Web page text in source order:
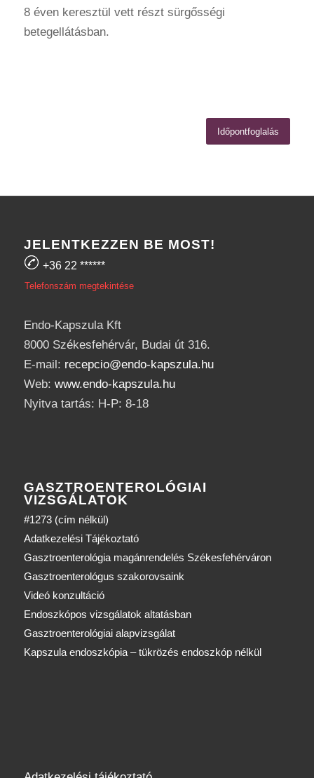
8 éven keresztül vett részt sürgősségi
betegellátásban.
Időpontfoglalás
JELENTKEZZEN BE MOST!
+36 22 ******
Telefonszám megtekintése
Endo-Kapszula Kft
8000 Székesfehérvár, Budai út 316.
E-mail: recepcio@endo-kapszula.hu
Web: www.endo-kapszula.hu
Nyitva tartás: H-P: 8-18
GASZTROENTEROLÓGIAI
VIZSGÁLATOK
#1273 (cím nélkül)
Adatkezelési Tájékoztató
Gasztroenterológia magánrendelés Székesfehérváron
Gasztroenterológus szakorovsaink
Videó konzultáció
Endoszkópos vizsgálatok altatásban
Gasztroenterológiai alapvizsgálat
Kapszula endoszkópia – tükrözés endoszkóp nélkül